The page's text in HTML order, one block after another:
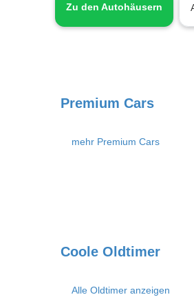
Zu den Autohäusern
Premium Cars
mehr Premium Cars
Coole Oldtimer
Alle Oldtimer anzeigen